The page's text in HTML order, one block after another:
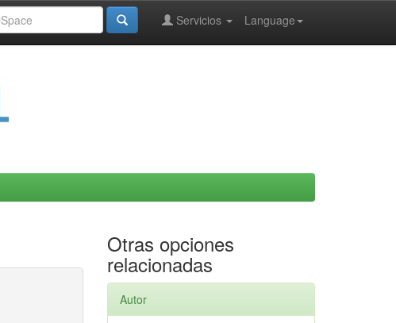
Language
Servicios
Otras opciones
relacionadas
Autor